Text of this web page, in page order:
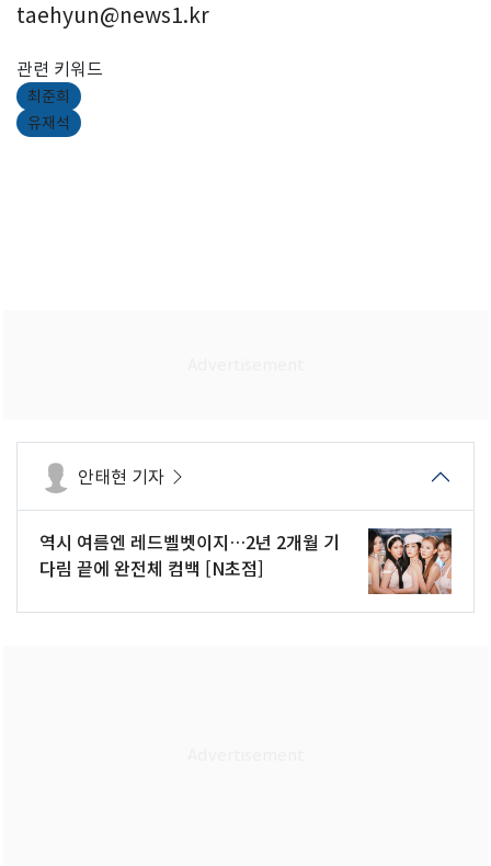
taehyun@news1.kr
관련 키워드
최준희
유재석
안태현 기자
역시 여름엔 레드벨벳이지…2년 2개월 기
다림 끝에 완전체 컴백 [N초점]